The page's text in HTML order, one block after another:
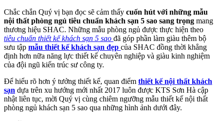
Chắc chắn Quý vị bạn đọc sẽ cảm thấy cuốn hút với những mẫu
nội thất phòng ngủ tiêu chuẩn khách sạn 5 sao sang trọng mang
thương hiệu SHAC. Những mẫu phòng ngủ được thực hiện theo
tiêu chuẩn thiết kế khách sạn 5 sao đã góp phần làm giàu thêm bộ
sưu tập mẫu thiết kế khách sạn đẹp của SHAC đồng thời khẳng
định hơn nữa năng lực thiết kế chuyên nghiệp và giàu kinh nghiệm
của đội ngũ kiến trúc sư công ty.
Để hiểu rõ hơn ý tưởng thiết kế, quan điểm thiết kế nội thất khách
sạn dựa trên xu hướng mới nhất 2017 luôn được KTS Sơn Hà cập
nhật liên tục, mời Quý vị cùng chiêm ngưỡng mẫu thiết kế nội thất
phòng ngủ khách sạn 5 sao qua những hình ảnh dưới đây.